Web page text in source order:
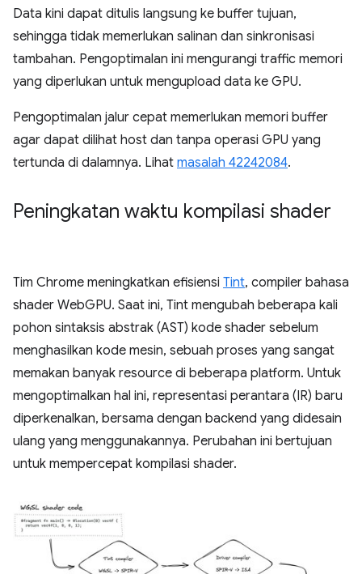
Data kini dapat ditulis langsung ke buffer tujuan,
sehingga tidak memerlukan salinan dan sinkronisasi
tambahan. Pengoptimalan ini mengurangi traffic memori
yang diperlukan untuk mengupload data ke GPU.
Pengoptimalan jalur cepat memerlukan memori buffer
agar dapat dilihat host dan tanpa operasi GPU yang
tertunda di dalamnya. Lihat masalah 42242084.
Peningkatan waktu kompilasi shader
Tim Chrome meningkatkan efisiensi Tint, compiler bahasa
shader WebGPU. Saat ini, Tint mengubah beberapa kali
pohon sintaksis abstrak (AST) kode shader sebelum
menghasilkan kode mesin, sebuah proses yang sangat
memakan banyak resource di beberapa platform. Untuk
mengoptimalkan hal ini, representasi perantara (IR) baru
diperkenalkan, bersama dengan backend yang didesain
ulang yang menggunakannya. Perubahan ini bertujuan
untuk mempercepat kompilasi shader.